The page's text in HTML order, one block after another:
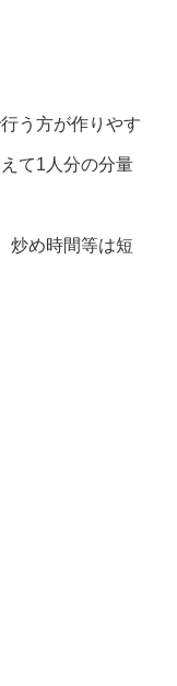
う方が作りやす
て1人分の分量
炒め時間等は短